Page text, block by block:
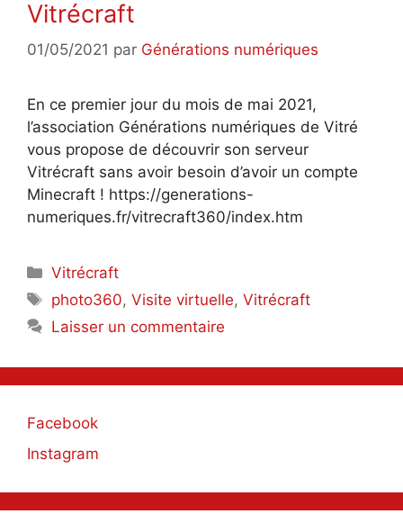
Vitrécraft
01/05/2021 par Générations numériques
En ce premier jour du mois de mai 2021,
l’association Générations numériques de Vitré
vous propose de découvrir son serveur
Vitrécraft sans avoir besoin d’avoir un compte
Minecraft ! https://generations-
numeriques.fr/vitrecraft360/index.htm
Catégories
Vitrécraft
Étiquettes
photo360,Visite virtuelle,Vitrécraft
Laisser un commentaire
Facebook
Instagram